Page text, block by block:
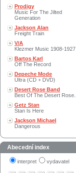
Prodigy
Music For The Jilted
Generation
Jackson Alan
Freight Train
V/A
Klezmer Music 1908-1927
Bartos Karl
Off The Record
Depeche Mode
Ultra (CD + DVD)
Desert Rose Band
Best Of The Desert Rose..
Getz Stan
Stan Is Here
Jackson Michael
Dangerous
Abecední index
interpret vydavatel